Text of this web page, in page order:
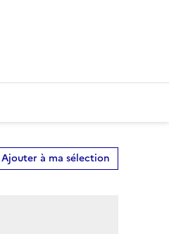
Ajouter à ma sélection